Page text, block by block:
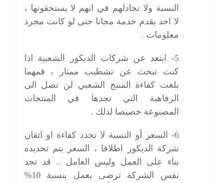
النسبة ولا تجادلهم في انهم لا يستحقونها ،
لا احد يقدم خدمة مجانا حتى لو كانت مجرد
معلومات .
5- ابتعد عن شركات الديكور الشعبية اذا
كنت تبحث عن تشطيب ممتاز ، فمهما
بلغت كفاءة المنتج الشعبي لن تصل الى
الرفاهية التي تجدها في المنتجات
المصنوعة خصيصا لذلك .
6- السعر أو النسبة لا تحدد كفاءة او اتقان
شركة الديكور اطلاقا ، السعر يتم تحديده
بناء على العمل وليس العامل .. قد تجد
نفس الشركة ترضى بعمل بنسبة 10%